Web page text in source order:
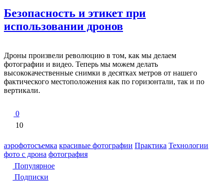
Безопасность и этикет при
использовании дронов
Дроны произвели революцию в том, как мы делаем
фотографии и видео. Теперь мы можем делать
высококачественные снимки в десятках метров от нашего
фактического местоположения как по горизонтали, так и по
вертикали.
0
10
аэрофотосъемка красивые фотографии Практика Технологии
фото с дрона фотография
Популярное
Подписки